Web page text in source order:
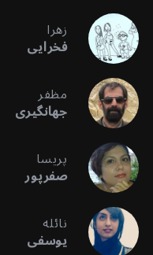
زهرا
فخرایی
مظفر
جهانگیری
پریسا
صفرپور
نائله
یوسفی